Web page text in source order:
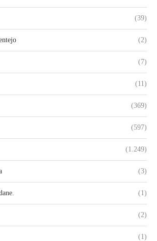
(39)
(2)
(7)
(11)
(369)
(597)
(1.249)
(3)
(1)
(2)
(1)